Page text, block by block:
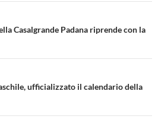
Casalgrande Padana riprende con la
ufficializzato il calendario della